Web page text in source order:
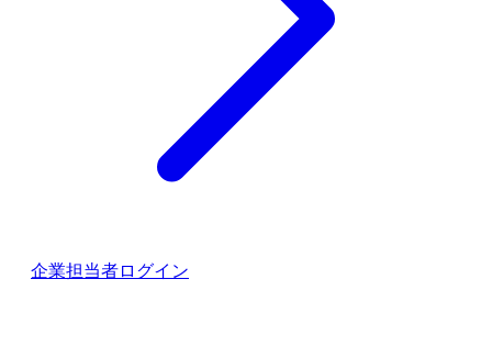
企業担当者ログイン